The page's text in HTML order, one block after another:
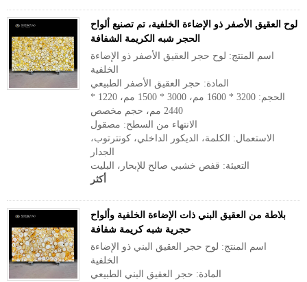
لوح العقيق الأصفر ذو الإضاءة الخلفية، تم تصنيع ألواح
الحجر شبه الكريمة الشفافة
اسم المنتج: لوح حجر العقيق الأصفر ذو الإضاءة
الخلفية
المادة: حجر العقيق الأصفر الطبيعي
الحجم: 3200 * 1600 مم، 3000 * 1500 مم، 1220 *
2440 مم، حجم مخصص
الانتهاء من السطح: مصقول
الاستعمال: الكلمة، الديكور الداخلي، كونترتوب،
الجدار
التعبئة: قفص خشبي صالح للإبحار، البليت
أكثر
بلاطة من العقيق البني ذات الإضاءة الخلفية وألواح
حجرية شبه كريمة شفافة
اسم المنتج: لوح حجر العقيق البني ذو الإضاءة
الخلفية
المادة: حجر العقيق البني الطبيعي